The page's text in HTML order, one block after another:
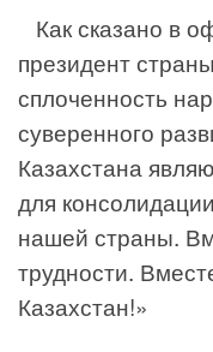
Как сказано в
президент
сплоченность
суверенного
Казахстана
для
нашей страны.
трудности.
Казахстан!»